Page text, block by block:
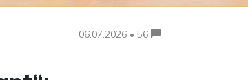
06.07.2026 • 56